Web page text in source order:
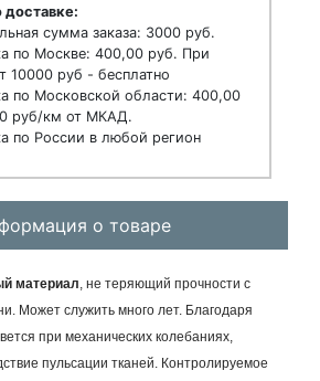
сумма заказа: 3000 руб.
по Москве: 400,00 руб. При
10000 руб - бесплатно
по Московской области: 400,00
руб/км от МКАД.
по России в любой регион
о товаре
материал, не теряющий прочности с
Может служить много лет. Благодаря
при механических колебаниях,
пульсации тканей. Контролируемое